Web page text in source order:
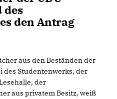
des
den Antrag
aus den Beständen der
des Studentenwerks, der
der
aus privatem Besitz, weiß